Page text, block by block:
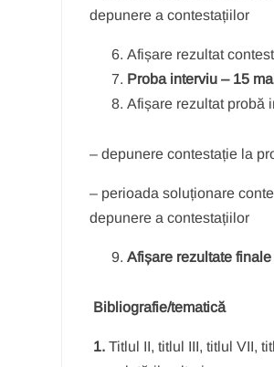
depunere a contestațiilor
Afișare rezultat
Proba interviu – 15
Afișare rezultat probă
– depunere contestație la
– perioada soluționare
depunere a contestațiilor
Afișare rezultate
Bibliografie/tematică
1.Titlul II, titlul III, titlul VII,